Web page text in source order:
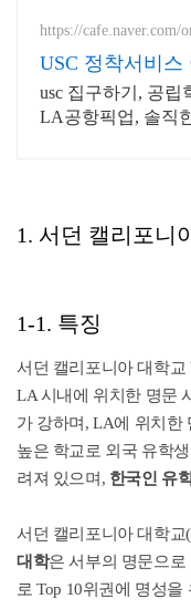
https://cafe.naver.com/
USC 정착서비스
usc 집구하기, 공립
LA공항픽업, 솔직
1. 서던 캘리포니
1-1. 특징
서던 캘리포니아 대학교
LA 시내에 위치한 명문
가 강하며, LA에 위치한
높은 학교로 외국 유학
려져 있으며, 한국인 유
서던 캘리포니아 대학교
대학은 서부의 명문으로
로 Top 10위권에 명성